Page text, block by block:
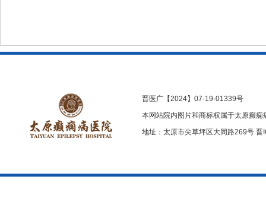
晋医广【2024】07-19-01339号
本网站院内图片和商标权属于太原癫
地址：太原市尖草坪区大同路269号 晋